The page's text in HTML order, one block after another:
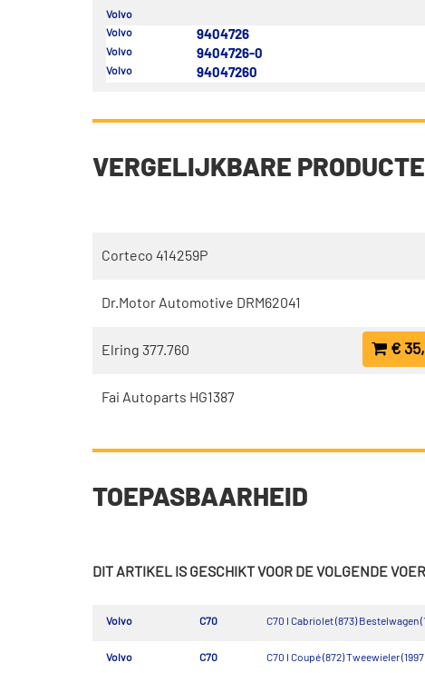
Volvo
Volvo
9404726
Volvo 9404726-0
Volvo 94047260
VERGELIJKBARE
Corteco 414259P
Dr.Motor Automotive DRM62041
Elring 377.760 €
Fai Autoparts HG1387
TOEPASBAARHEID
DIT ARTIKEL IS GESCHIKT VOOR DE VOLGENDE
Volvo C70 C70 I Cabriolet (873) Bestelwagen
Volvo C70 C70 I Coupé (872) Tweewieler